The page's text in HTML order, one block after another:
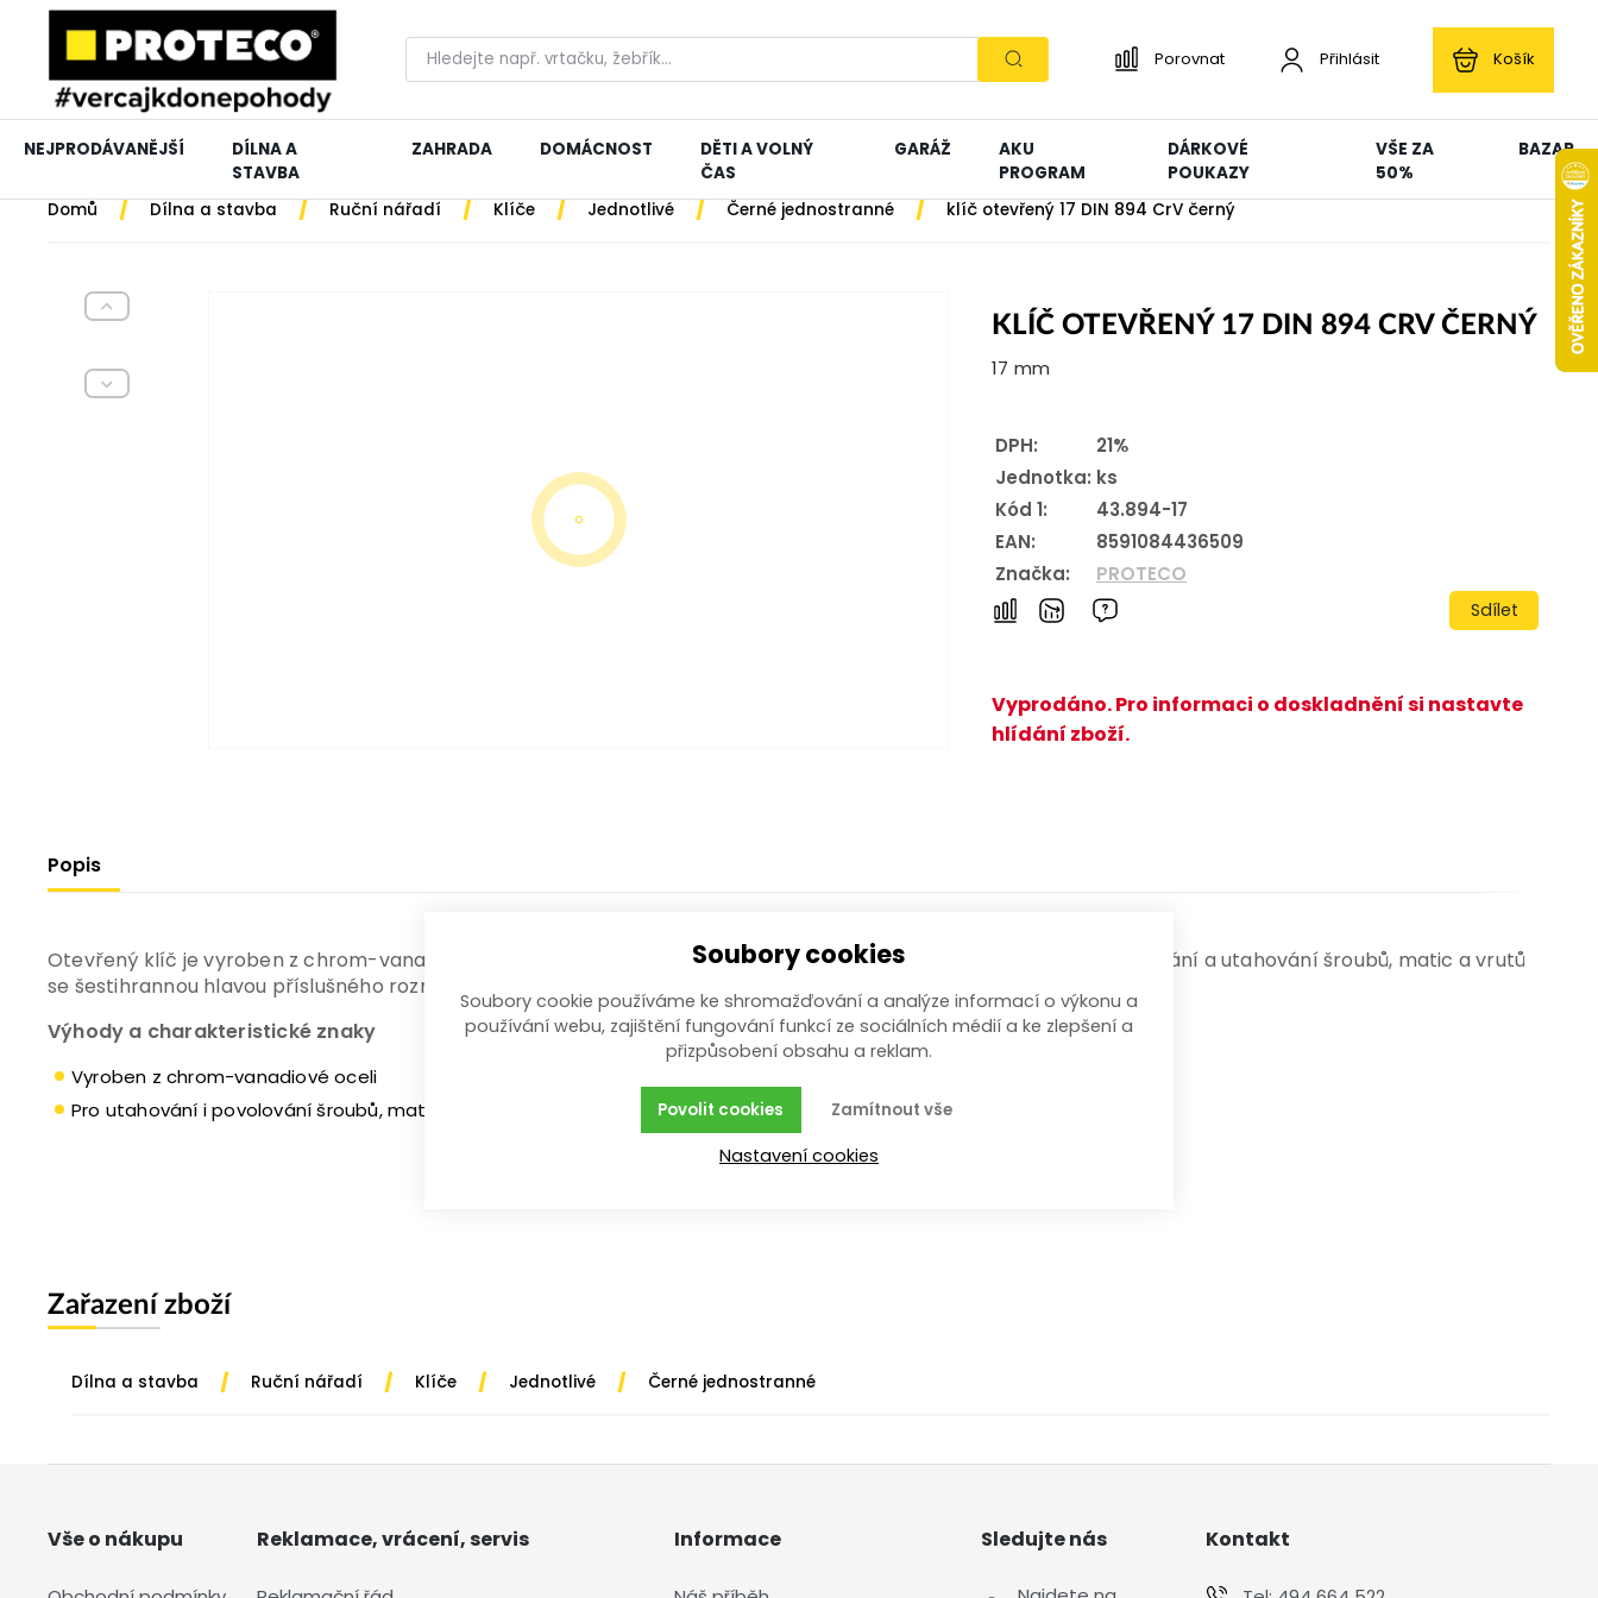
Porovnat Přihlásit Košík
NEJPRODÁVANĚJŠÍ
DÍLNA A
STAVBA
ZAHRADA DOMÁCNOST
DĚTI A VOLNÝ
ČAS
GARÁŽ
AKU
PROGRAM
DÁRKOVÉ
POUKAZY
VŠE ZA
50%
BAZAR
Domů / Dílna a stavba / Ruční nářadí / Klíče / Jednotlivé / Černé jednostranné / klíč otevřený 17 DIN 894 CrV černý
KLÍČ OTEVŘENÝ 17 DIN 894 CRV ČERNÝ
17 mm
DPH:
21%
Jednotka: ks
Kód 1:
43.894-17
EAN:
8591084436509
Značka:
PROTECO
Sdílet
Vyprodáno. Pro informaci o doskladnění si nastavte
hlídání zboží.
Popis
Otevřený klíč je vyroben z chrom-vanadiové oceli. Svým kvalitním zpracováním je mimořádně vhodným pro povolování a utahování šroubů, matic a vrutů
se šestihrannou hlavou příslušného rozměru. Ústí klíče vykloněné o 15° od osy těla klíče (pracovní úhel 30°).
Výhody a charakteristické znaky
Vyroben z chrom-vanadiové oceli
Pro utahování i povolování šroubů, matic a vrutů
Zařazení zboží
Dílna a stavba / Ruční nářadí / Klíče / Jednotlivé / Černé jednostranné
Vše o nákupu Reklamace, vrácení, servis Informace Sledujte nás Kontakt
Soubory cookies
Soubory cookie používáme ke shromažďování a analýze informací o výkonu a
používání webu, zajištění fungování funkcí ze sociálních médií a ke zlepšení a
přizpůsobení obsahu a reklam.
Zamítnout vše
Povolit cookies
Nastavení cookies